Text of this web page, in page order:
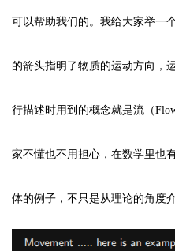
可以帮助我们的。我给大家举一
的箭头指明了物质的运动方向，
行描述时用到的概念就是流（
家不懂也不用担心，在数学里也
体的例子，不只是从理论的角度介